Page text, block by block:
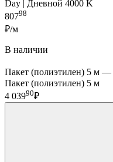
Day | Дневной 4000 K
80798
₽/м
В наличии
Пакет (полиэтилен) 5 м —
Пакет (полиэтилен) 5 м
4 03990₽